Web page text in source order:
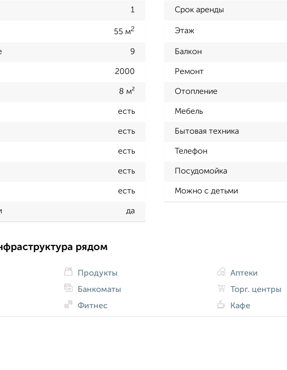
1 Срок аренды
55 м2 Этаж
9 Балкон
2000 Ремонт
8 м² Отопление
есть Мебель
есть Бытовая техника
есть Телефон
есть Посудомойка
есть Можно с детьми
да
рядом
Продукты
Банкоматы
Фитнес
Аптеки
Торг. центры
Кафе